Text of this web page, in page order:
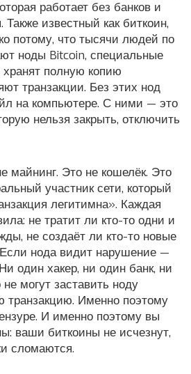
работает без банков и
. Также известный как биткоин,
потому, что тысячи людей по
ноды Bitcoin, специальные
полную копию
транзакции. Без этих нод
на компьютере. С ними — это
нельзя закрыть, отключить
майнинг. Это не кошелёк. Это
участник сети, который
легитимна». Каждая
не тратит ли кто-то одни и
не создаёт ли кто-то новые
нода видит нарушение —
один хакер, ни один банк, ни
могут заставить ноду
Именно поэтому
И именно поэтому вы
ваши биткоины не исчезнут,
сломаются.